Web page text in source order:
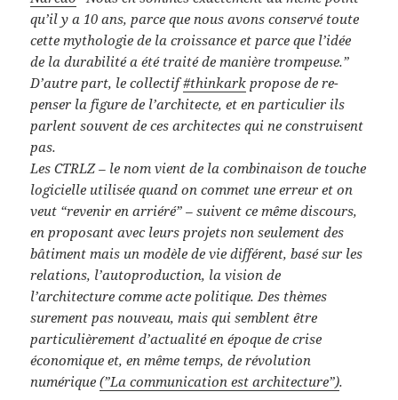
qu’il y a 10 ans, parce que nous avons conservé toute
cette mythologie de la croissance et parce que l’idée
de la durabilité a été traité de manière trompeuse.”
D’autre part, le collectif#thinkark propose de re-
penser la figure de l’architecte, et en particulier ils
parlent souvent de ces architectes qui ne construisent
pas.
Les CTRLZ – le nom vient de la combinaison de touche
logicielle utilisée quand on commet une erreur et on
veut “revenir en arriéré” – suivent ce même discours,
en proposant avec leurs projets non seulement des
bâtiment mais un modèle de vie différent, basé sur les
relations, l’autoproduction, la vision de
l’architecture comme acte politique. Des thèmes
surement pas nouveau, mais qui semblent être
particulièrement d’actualité en époque de crise
économique et, en même temps, de révolution
numérique(”La communication est architecture”).